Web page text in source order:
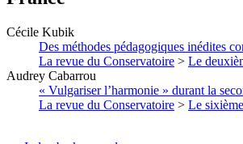
Cécile Kubik
Des méthodes pédagogiques inédites
La revue du Conservatoire > Le
Audrey Cabarrou
« Vulgariser l’harmonie » durant la
La revue du Conservatoire > Le